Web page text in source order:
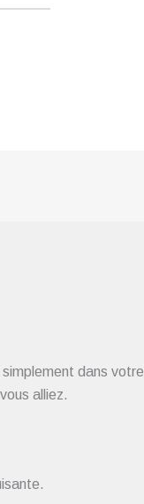
dans votre
alliez.